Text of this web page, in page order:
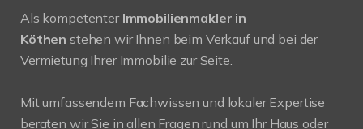
Als kompetenter Immobilienmakler in
Köthen stehen wir Ihnen beim Verkauf und bei der
Vermietung Ihrer Immobilie zur Seite.
Mit umfassendem Fachwissen und lokaler Expertise
beraten wir Sie in allen Fragen rund um Ihr Haus oder